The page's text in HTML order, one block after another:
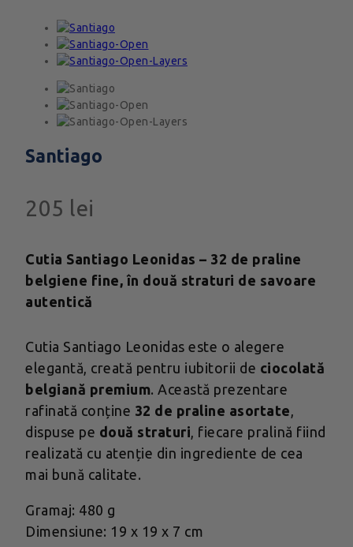
Santiago
205 lei
Cutia Santiago Leonidas – 32 de praline
belgiene fine, în două straturi de savoare
autentică
Cutia Santiago Leonidas este o alegere
elegantă, creată pentru iubitorii de ciocolată
belgiană premium. Această prezentare
rafinată conține 32 de praline asortate
dispuse pe două straturi , fiecare pralină fiind
realizată cu atenție din ingrediente de cea
mai bună calitate.
Gramaj: 480 g
Dimensiune: 19 x 19 x 7 cm